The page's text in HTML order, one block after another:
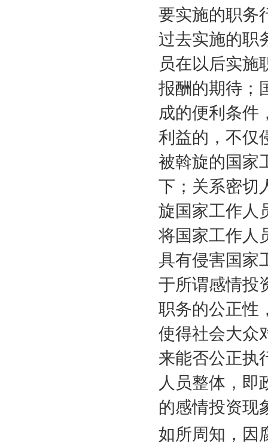
要实施的职务
过去实施的职
员在以后实施
报酬的期待；
成的便利条件
利益的，不仅
被斡旋的国家
下；关系密切
旋国家工作人
将国家工作人
具有侵害国家
于所谓感情投
职务的公正性
使得社会大众
来能否公正执
人员整体，即
的感情投资现
如所周知，因